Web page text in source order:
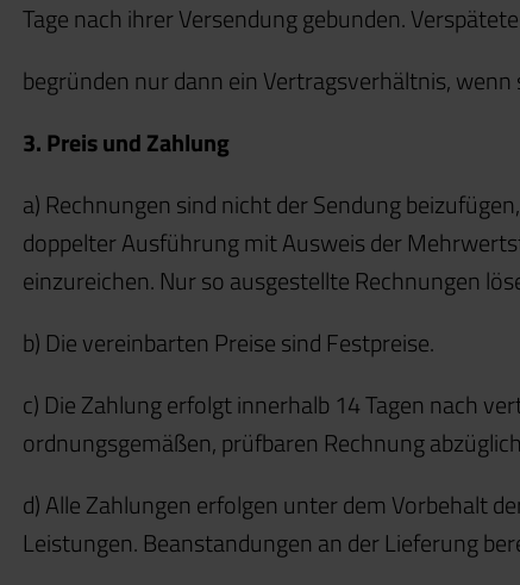
Tage nach ihrer Versendung gebunden.
begründen nur dann ein Vertragsverhältnis,
3. Preis und Zahlung
a) Rechnungen sind nicht der Sendung
doppelter Ausführung mit Ausweis der
einzureichen. Nur so ausgestellte Rechnungen
b) Die vereinbarten Preise sind Festpreise.
c) Die Zahlung erfolgt innerhalb 14 Tagen nach
ordnungsgemäßen, prüfbaren Rechnung
d) Alle Zahlungen erfolgen unter dem Vorbehalt
Leistungen. Beanstandungen an der Lieferung